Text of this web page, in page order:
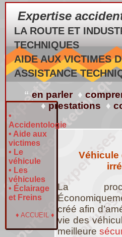
Expertise
LA ROUTE ET
TECHNIQUES
AIDE AUX VICTIMES
ASSISTANCE
“en parler ♦
♦prestations ♦
•
Accidentologie
• Aide aux
victimes
• Le
véhicule
• Les
véhicules
• Éclairage
et Freins
♦ ACCUEIL♦
Véhicule
La
créé afin
vie des
meilleure